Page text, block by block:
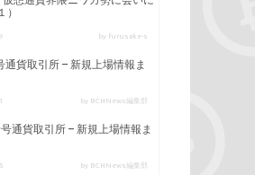
）
by furusake-s
通貨取引所 – 新規上場情報ま
by BCHNews編集部
通貨取引所 – 新規上場情報ま
by BCHNews編集部